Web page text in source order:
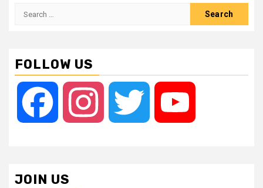
Search
FOLLOW US
Facebook Instagram Twitter
JOIN US